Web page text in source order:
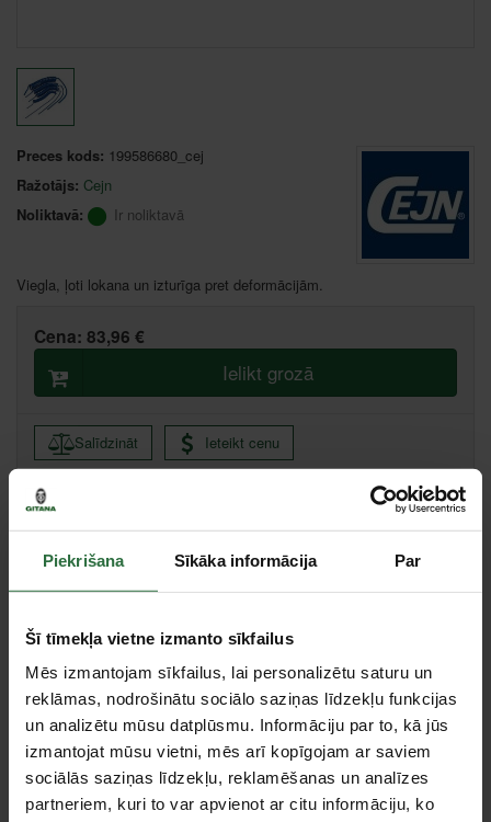
Piekrišana Sīkāka informācija Par
Šī tīmekļa vietne izmanto sīkfailus
Mēs izmantojam sīkfailus, lai personalizētu saturu un
reklāmas, nodrošinātu sociālo saziņas līdzekļu funkcijas
un analizētu mūsu datplūsmu. Informāciju par to, kā jūs
izmantojat mūsu vietni, mēs arī kopīgojam ar saviem
sociālās saziņas līdzekļu, reklamēšanas un analīzes
partneriem, kuri to var apvienot ar citu informāciju, ko
Preces kods: 199586680_cej
Ražotājs: Cejn
Noliktavā:
Ir noliktavā
Viegla, ļoti lokana un izturīga pret deformācijām.
Cena: 83,96 €
Ielikt grozā
Salīdzināt Ieteikt cenu
Ikmēneša maksājums no 1.80 €
Minimālā pirmā iemaksa 0.00 €
Specifikācija
Maksimālais darba spiediens
10 bar
Minimālais plīšanas spiediens
25 bar
Temperatūras amplitūda
-30 °C līdz +60 °C